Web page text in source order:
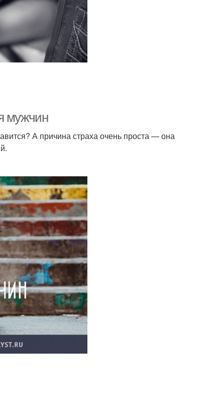
мужчин
А причина страха очень проста — она